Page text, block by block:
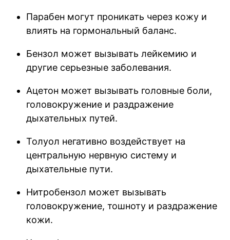
Парабен могут проникать через кожу и
влиять на гормональный баланс.
Бензол может вызывать лейкемию и
другие серьезные заболевания.
Ацетон может вызывать головные боли,
головокружение и раздражение
дыхательных путей.
Толуол негативно воздействует на
центральную нервную систему и
дыхательные пути.
Нитробензол может вызывать
головокружение, тошноту и раздражение
кожи.